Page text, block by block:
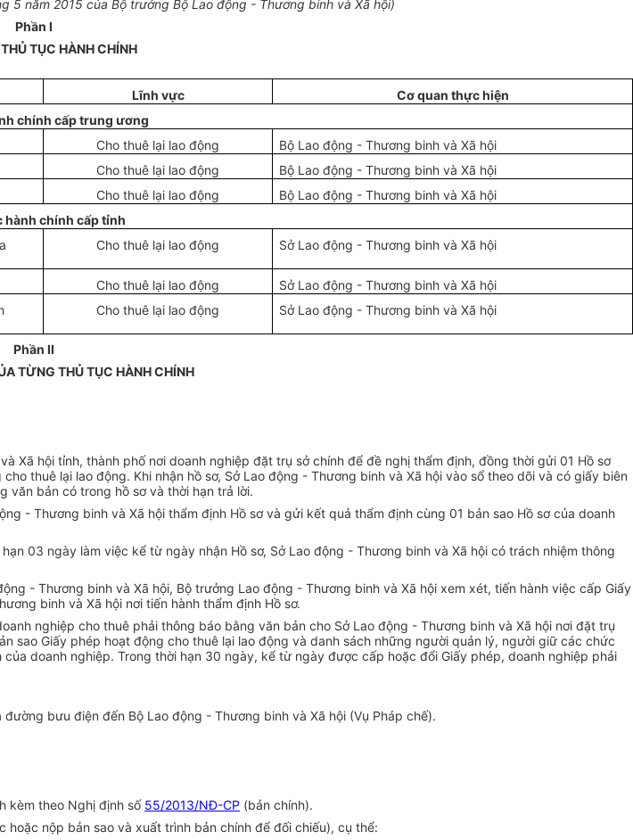
5 năm 2015 của Bộ trưởng Bộ Lao động - Thương binh và Xã hội)
Phần I
TỤC HÀNH CHÍNH
Lĩnh vực
Cơ quan thực hiện
chính cấp trung ương
Cho thuê lại lao động
Bộ Lao động - Thương binh và Xã hội
Cho thuê lại lao động
Bộ Lao động - Thương binh và Xã hội
Cho thuê lại lao động
Bộ Lao động - Thương binh và Xã hội
hành chính cấp tỉnh
Cho thuê lại lao động Sở Lao động - Thương binh và Xã hội
Cho thuê lại lao động
Sở Lao động - Thương binh và Xã hội
Cho thuê lại lao động Sở Lao động - Thương binh và Xã hội
Phần II
TỪNG THỦ TỤC HÀNH CHÍNH
Xã hội tỉnh, thành phố nơi doanh nghiệp đặt trụ sở chính để đề nghị thẩm định, đồng thời gửi 01 Hồ sơ
thuê lại lao động. Khi nhận hồ sơ, Sở Lao động - Thương binh và Xã hội vào sổ theo dõi và có giấy biên
văn bản có trong hồ sơ và thời hạn trả lời.
- Thương binh và Xã hội thẩm định Hồ sơ và gửi kết quả thẩm định cùng 01 bản sao Hồ sơ của doanh
03 ngày làm việc kể từ ngày nhận Hồ sơ, Sở Lao động - Thương binh và Xã hội có trách nhiệm thông
- Thương binh và Xã hội, Bộ trưởng Lao động - Thương binh và Xã hội xem xét, tiến hành việc cấp Giấy
binh và Xã hội nơi tiến hành thẩm định Hồ sơ.
nghiệp cho thuê phải thông báo bằng văn bản cho Sở Lao động - Thương binh và Xã hội nơi đặt trụ
sao Giấy phép hoạt động cho thuê lại lao động và danh sách những người quản lý, người giữ các chức
doanh nghiệp. Trong thời hạn 30 ngày, kể từ ngày được cấp hoặc đổi Giấy phép, doanh nghiệp phải
bưu điện đến Bộ Lao động - Thương binh và Xã hội (Vụ Pháp chế).
kèm theo Nghị định số 55/2013/NĐ-CP (bản chính).
nộp bản sao và xuất trình bản chính để đối chiếu), cụ thể: